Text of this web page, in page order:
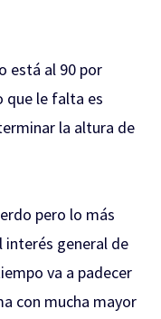
está al 90 por
que le falta es
la altura de
pero lo más
interés general de
va a padecer
con mucha mayor